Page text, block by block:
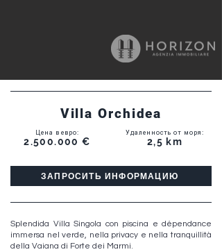
Villa Orchidea
Цена в евро:
2.500.000 €
Удаленность от моря :
2,5 km
ЗАПРОСИТЬ ИНФОРМАЦИЮ
Splendida Villa Singola con piscina e dépendance
immersa nel verde, nella privacy e nella tranquillità
della Vaiana di Forte dei Marmi.